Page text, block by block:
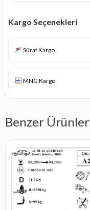
Kargo Seçenekleri
Sürat Kargo
MNG Kargo
Benzer Ürünler